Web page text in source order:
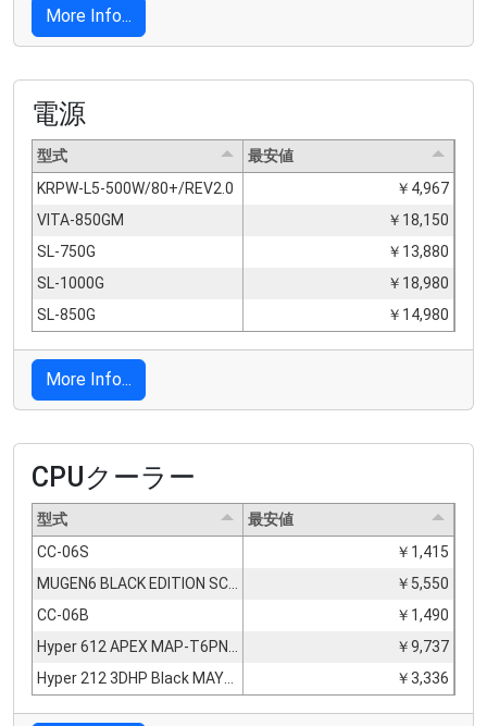
More Info...
電源
型式
最安値
KRPW-L5-500W/80+/REV2.0
￥4,967
VITA-850GM
￥18,150
SL-750G
￥13,880
SL-1000G
￥18,980
SL-850G
￥14,980
More Info...
CPUクーラー
型式
最安値
CC-06S
￥1,415
￥5,550
CC-06B
￥1,490
￥9,737
￥3,336